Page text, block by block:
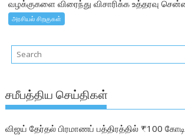
வழக்குகளை விரைந்து விசாரிக்க உத்தரவு
அரசியல் சிறகுகள்
சமீபத்திய செய்திகள்
விஜய் தேர்தல் பிரமாணப் பத்திரத்தில் ₹100